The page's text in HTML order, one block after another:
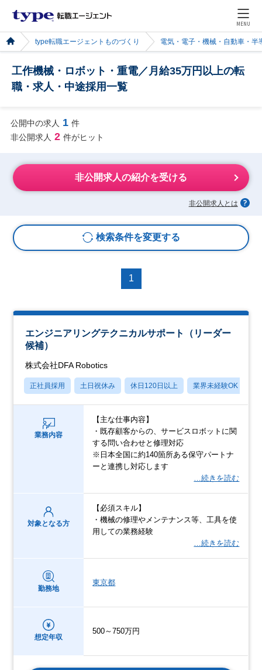
MENU
type転職エージェントものづくり 電気・電子・機械・自動車・半
工作機械・ロボット・重電／月給35万円以上の転
職・求人・中途採用一覧
公開中の求人 1 件
非公開求人 2 件がヒット
非公開求人の紹介を受ける
非公開求人とは
検索条件を変更する
1
エンジニアリングテクニカルサポート（リーダー
候補）
株式会社DFA Robotics
正社員採用 土日祝休み 休日120日以上 業界未経験OK
業務内容
【主な仕事内容】
・既存顧客からの、サービスロボットに関
する問い合わせと修理対応
※日本全国に約140箇所ある保守パートナ
ーと連携し対応します
…続きを読む
対象となる方
【必須スキル】
・機械の修理やメンテナンス等、工具を使
用しての業務経験
…続きを読む
勤務地
東京都
想定年収
500～750万円